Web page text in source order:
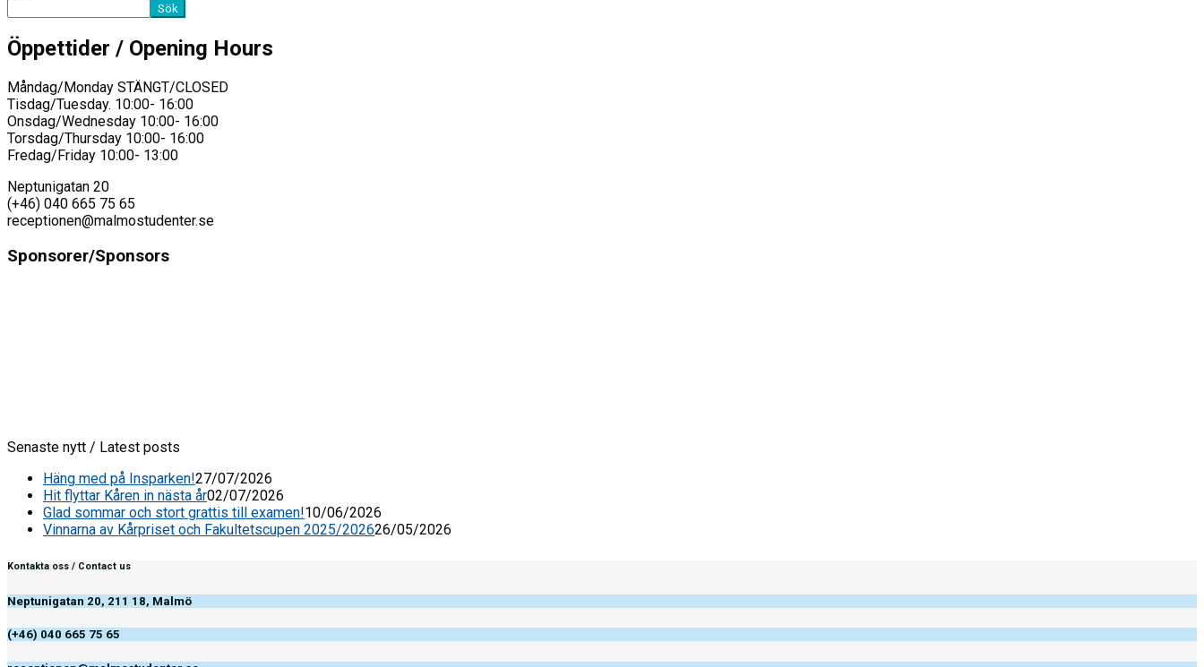
Sök
Öppettider / Opening Hours
Måndag/Monday STÄNGT/CLOSED
Tisdag/Tuesday. 10:00- 16:00
Onsdag/Wednesday 10:00- 16:00
Torsdag/Thursday 10:00- 16:00
Fredag/Friday 10:00- 13:00
Neptunigatan 20
(+46) 040 665 75 65
receptionen@malmostudenter.se
Sponsorer/Sponsors
Senaste nytt / Latest posts
Häng med på Insparken!27/07/2026
Hit flyttar Kåren in nästa år02/07/2026
Glad sommar och stort grattis till examen!10/06/2026
Vinnarna av Kårpriset och Fakultetscupen 2025/202626/05/2026
Kontakta oss / Contact us
Neptunigatan 20, 211 18, Malmö
(+46) 040 665 75 65